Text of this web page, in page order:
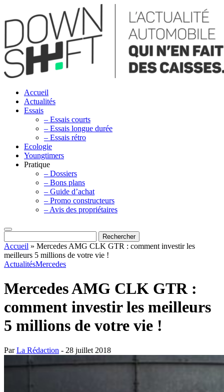
Accueil
Actualités
Essais
– Essais courts
– Essais longue durée
– Essais rétro
Ecologie
Youngtimers
Pratique
– Dossiers
– Bons plans
– Guide d’achat
– Promo constructeurs
– Avis des propriétaires
Accueil » Mercedes AMG CLK GTR : comment investir les
meilleurs 5 millions de votre vie !
ActualitésMercedes
Mercedes AMG CLK GTR :
comment investir les meilleurs
5 millions de votre vie !
ParLa Rédaction - 28 juillet 2018